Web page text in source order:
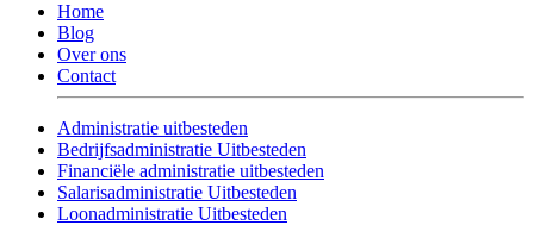
Home
Blog
Over ons
Contact
Administratie uitbesteden
Bedrijfsadministratie Uitbesteden
Financiële administratie uitbesteden
Salarisadministratie Uitbesteden
Loonadministratie Uitbesteden